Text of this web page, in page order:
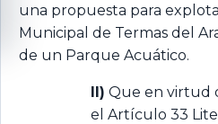
una propuesta para
Municipal de Termas del
de un Parque Acuático.
II) Que en virtud
el Artículo 33